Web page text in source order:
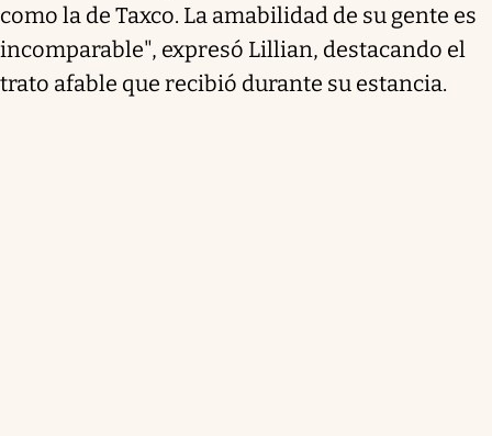
como la de Taxco. La amabilidad de su gente es
incomparable", expresó Lillian, destacando el
trato afable que recibió durante su estancia.